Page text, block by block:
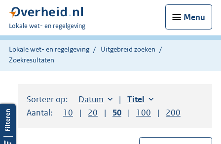
Menu
U
bent
hier:
Lokale wet- en regelgeving
Lokale wet- en regelgeving
Uitgebreid zoeken
Zoekresultaten
Sorteer op: Sorteer op:
Datum aflopendSorteer op:
Titel oplopend
Aantal:
Toon
10 resultaten per pagina
Toon
20 resultaten per pagina
Toon
50 resultaten per pagina
Toon
100 resultaten per
Toon
200